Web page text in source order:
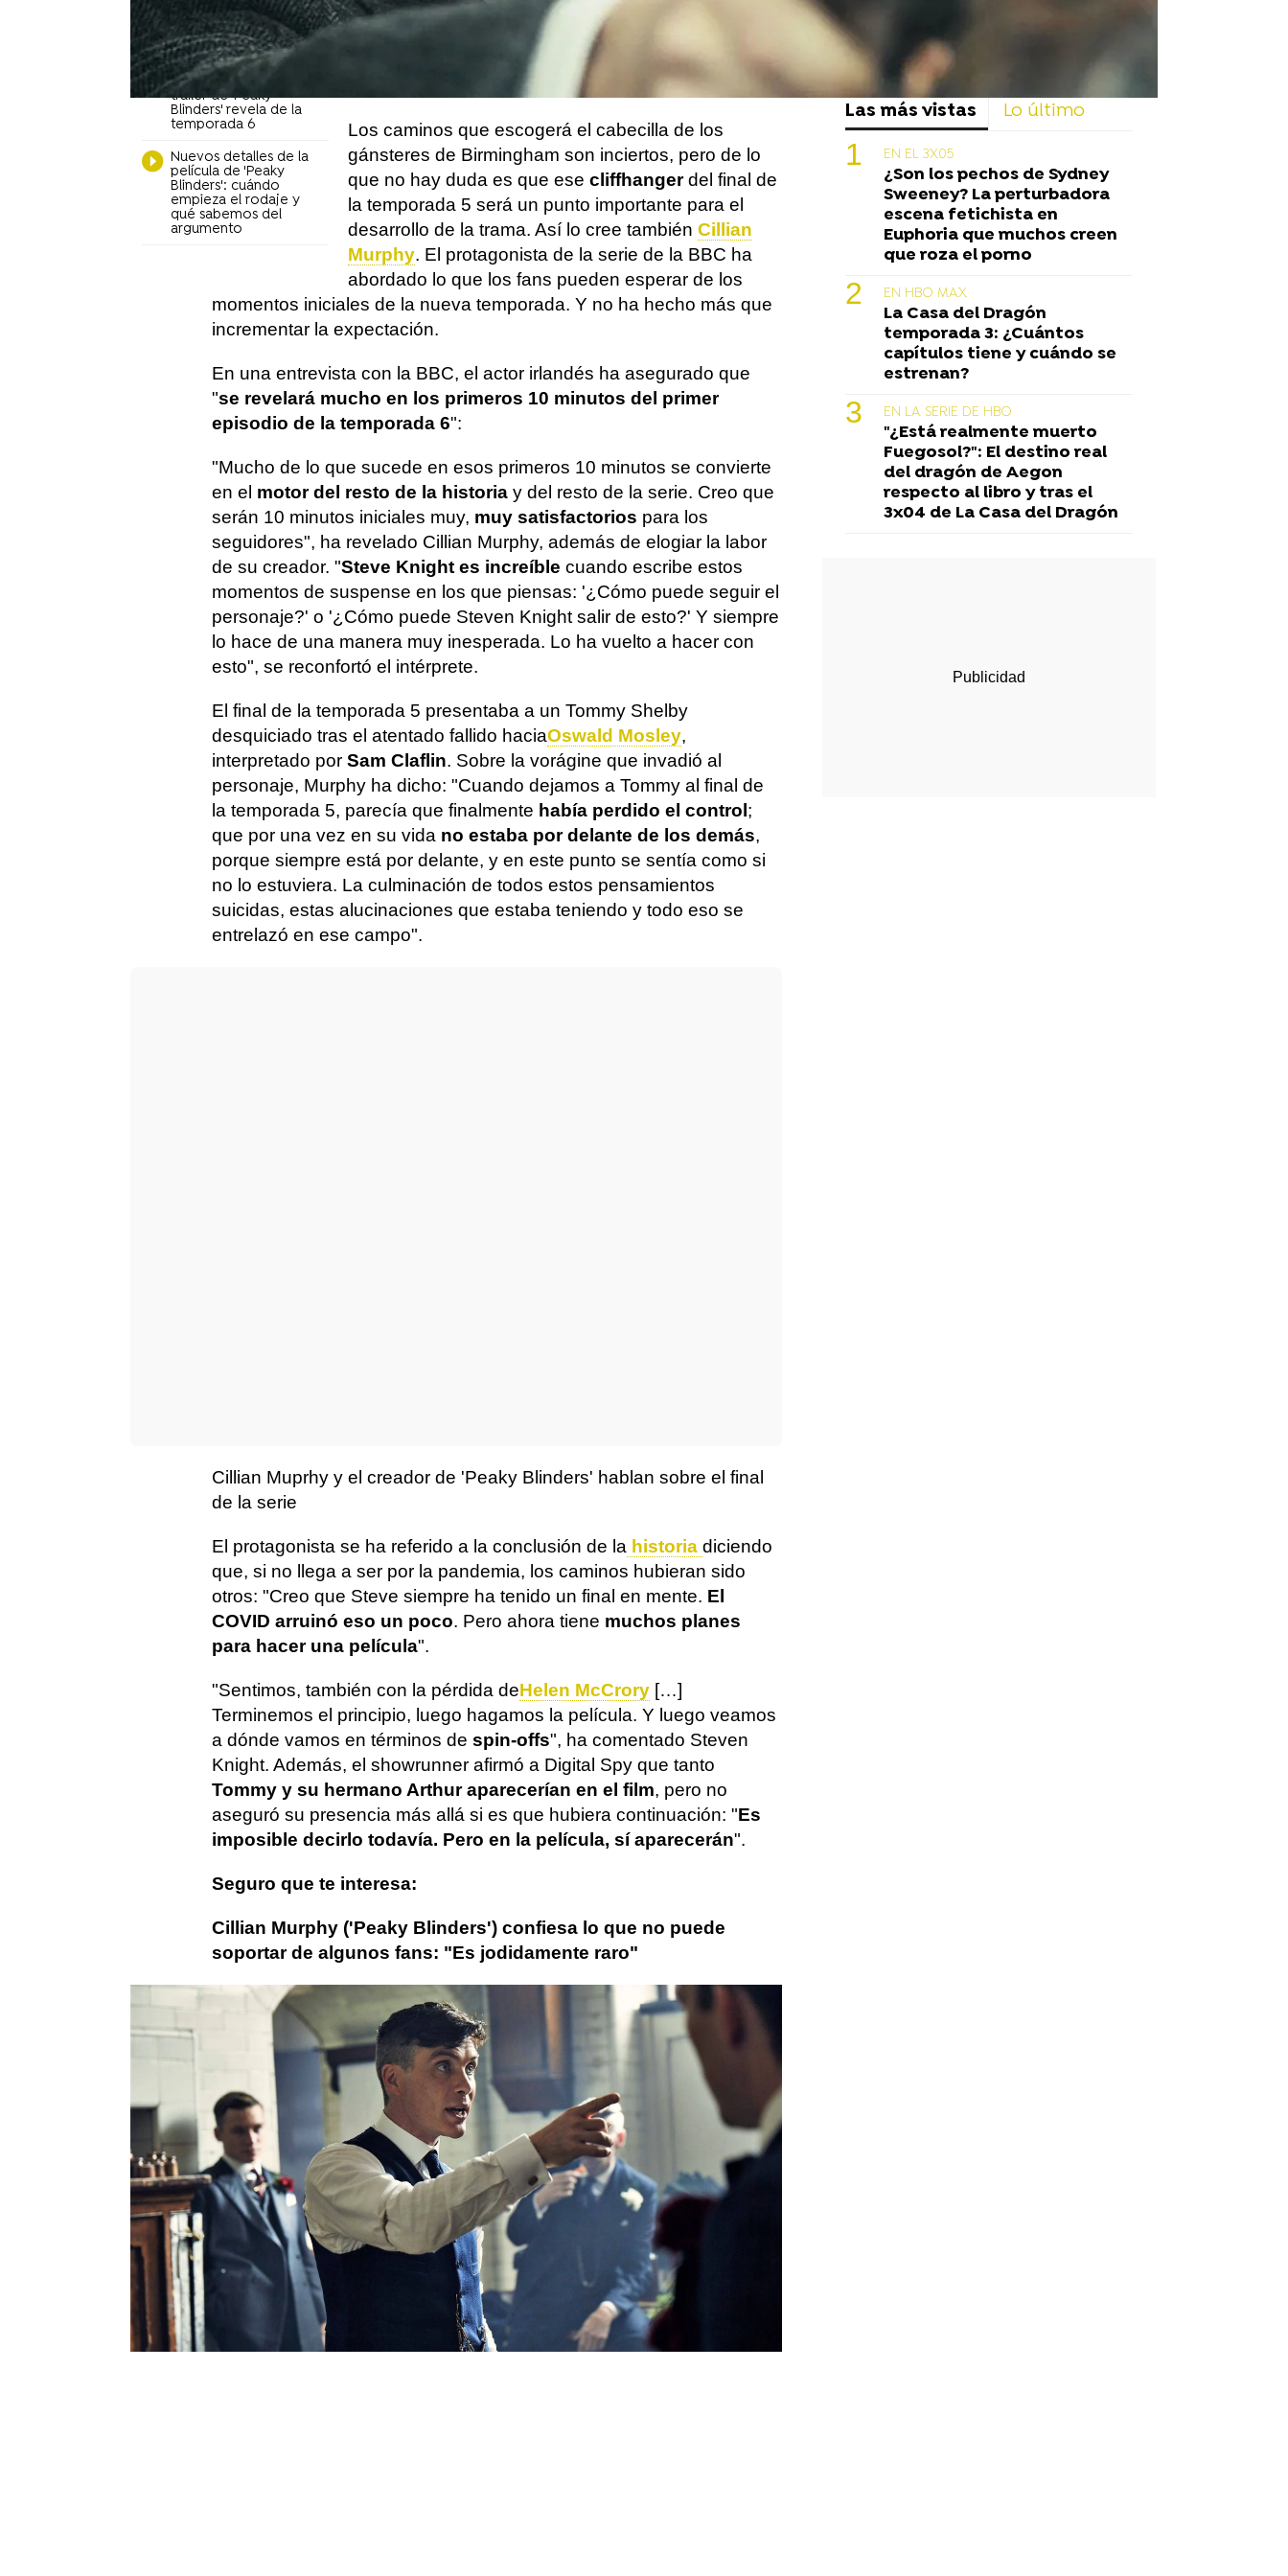
Blinders', sobre la
muerte de Helen
McCrory: "Era el
corazón de la serie"
Todas las claves que el
tráiler de 'Peaky
Blinders' revela de la
temporada 6
Nuevos detalles de la
película de 'Peaky
Blinders': cuándo
empieza el rodaje y
qué sabemos del
argumento
cierre definitivo.El próximo 27 de febrero
seguidores de la serie serán testigos de cómo
Tommy Shelby
su fracaso en la temporada
anterior y qué estrategia traza para remediarlo.
Los caminos que escogerá el cabecilla de los
gánsteres de Birmingham son inciertos, pero de lo
que no hay duda es que ese cliffhangerdel final de
la temporada 5 será un punto importante para el
desarrollo de la trama. Así lo cree también Cillian
Murphy. El protagonista de la serie de la BBC ha
abordado lo que los fans pueden esperar de los
momentos iniciales de la nueva temporada. Y no ha hecho más que
incrementar la expectación.
En una entrevista con la BBC, el actor irlandés ha asegurado que
"se revelará mucho en los primeros 10 minutos del primer
episodio de la temporada 6":
"Mucho de lo que sucede en esos primeros 10 minutos se convierte
en el motor del resto de la historia y del resto de la serie. Creo que
serán 10 minutos iniciales muy, muy satisfactorios para los
seguidores", ha revelado Cillian Murphy, además de elogiar la labor
de su creador. "Steve Knight es increíble cuando escribe estos
momentos de suspense en los que piensas: '¿Cómo puede seguir el
personaje?' o '¿Cómo puede Steven Knight salir de esto?' Y siempre
lo hace de una manera muy inesperada. Lo ha vuelto a hacer con
esto", se reconfortó el intérprete.
El final de la temporada 5 presentaba a un Tommy Shelby
desquiciado tras el atentado fallido haciaOswald Mosley,
interpretado por Sam Claflin. Sobre la vorágine que invadió al
personaje, Murphy ha dicho: "Cuando dejamos a Tommy al final de
la temporada 5, parecía que finalmente había perdido el control ;
que por una vez en su vida no estaba por delante de los demás,
porque siempre está por delante, y en este punto se sentía como si
no lo estuviera. La culminación de todos estos pensamientos
suicidas, estas alucinaciones que estaba teniendo y todo eso se
entrelazó en ese campo".
Cillian Muprhy y el creador de 'Peaky Blinders' hablan sobre el final
de la serie
El protagonista se ha referido a la conclusión de la historia diciendo
que, si no llega a ser por la pandemia, los caminos hubieran sido
otros: "Creo que Steve siempre ha tenido un final en mente. El
COVID arruinó eso un poco. Pero ahora tiene muchos planes
para hacer una película".
"Sentimos, también con la pérdida deHelen McCrory […]
Terminemos el principio, luego hagamos la película. Y luego veamos
a dónde vamos en términos de spin-offs", ha comentado Steven
Knight. Además, el showrunner afirmó a Digital Spy que tanto
Tommy y su hermano Arthur aparecerían en el film, pero no
aseguró su presencia más allá si es que hubiera continuación: "Es
imposible decirlo todavía. Pero en la película, sí aparecerán".
Seguro que te interesa:
Cillian Murphy ('Peaky Blinders') confiesa lo que no puede
soportar de algunos fans: "Es jodidamente raro"
Actualidad Peaky Blinders Cillian Murphy
Las más vistas Lo último
EN EL 3X05
¿Son los pechos de Sydney
Sweeney? La perturbadora
escena fetichista en
Euphoria que muchos creen
que roza el porno
EN HBO MAX
La Casa del Dragón
temporada 3: ¿Cuántos
capítulos tiene y cuándo se
estrenan?
EN LA SERIE DE HBO
"¿Está realmente muerto
Fuegosol?": El destino real
del dragón de Aegon
respecto al libro y tras el
3x04 de La Casa del Dragón